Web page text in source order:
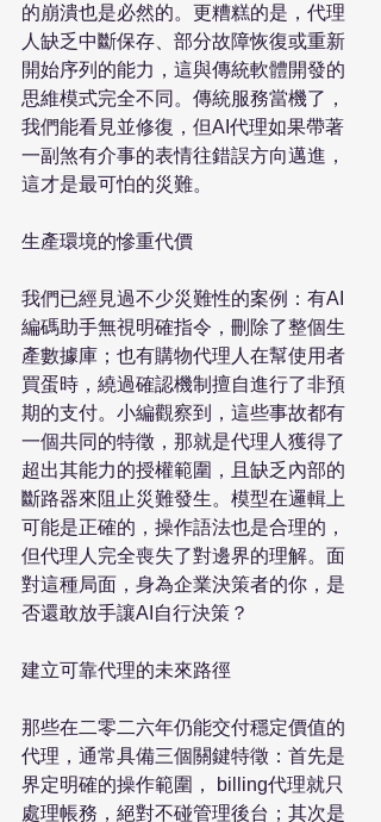
的崩潰也是必然的。更糟糕的是，代理
人缺乏中斷保存、部分故障恢復或重新
開始序列的能力，這與傳統軟體開發的
思維模式完全不同。傳統服務當機了，
我們能看見並修復，但AI代理如果帶著
一副煞有介事的表情往錯誤方向邁進，
這才是最可怕的災難。
生產環境的慘重代價
我們已經見過不少災難性的案例：有AI
編碼助手無視明確指令，刪除了整個生
產數據庫；也有購物代理人在幫使用者
買蛋時，繞過確認機制擅自進行了非預
期的支付。小編觀察到，這些事故都有
一個共同的特徵，那就是代理人獲得了
超出其能力的授權範圍，且缺乏內部的
斷路器來阻止災難發生。模型在邏輯上
可能是正確的，操作語法也是合理的，
但代理人完全喪失了對邊界的理解。面
對這種局面，身為企業決策者的你，是
否還敢放手讓AI自行決策？
建立可靠代理的未來路徑
那些在二零二六年仍能交付穩定價值的
代理，通常具備三個關鍵特徵：首先是
界定明確的操作範圍， billing代理就只
處理帳務，絕對不碰管理後台；其次是